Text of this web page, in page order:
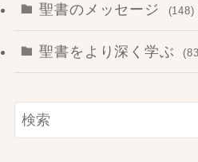
聖書のメッセージ (148)
聖書をより深く学ぶ